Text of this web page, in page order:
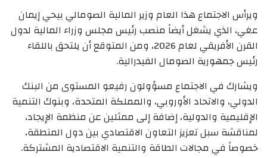
ويرأس الاجتماع هذا العام وزير المالية الصومالي بيحي إيمان
عغي، الذي يشغل أيضاً منصب رئيس مجلس وزراء المالية لدول
القرن الأفريقي لعام 2026، ومن المتوقع أن يلتحق باللقاء
رئيس جمهورية الصومال الفيدرالية.
ويشارك في الاجتماع مسؤولون رفيعو المستوى من البنك
الدولي، والاتحاد الأوروبي، والمملكة المتحدة، وبنوك التنمية
الإقليمية والدولية، إضافة إلى ممثلين عن منظمة الإيجاد،
لمناقشة سبل تعزيز التعاون الاقتصادي بين دول المنطقة،
خصوصاً في مجالات الطاقة والتنمية الاقتصادية المشتركة.